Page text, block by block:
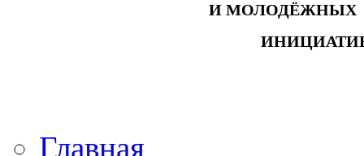
И
Главная